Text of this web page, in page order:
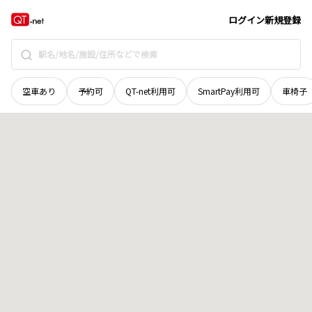
ログイン新規登録
空車あり 予約可 QT-net利用可 SmartPay利用可 車椅子
北海道